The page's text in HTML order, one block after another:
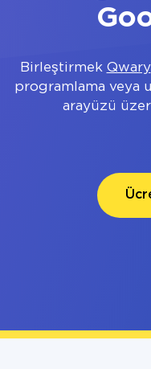
Birleştirmek Qwary
programlama veya
arayüzü